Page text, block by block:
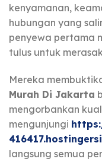
kenyamanan,
hubungan yang
penyewa pertama
tulus untuk
Mereka
Murah Di Jakarta
mengorbankan
mengunjungi
langsung semua